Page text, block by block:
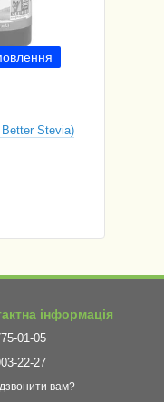
Better Stevia)
інформація
01-05
22-27
вам?